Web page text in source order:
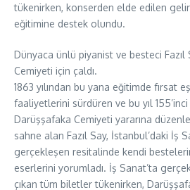
tükenirken, konserden elde edilen
eğitimine destek olundu.
Dünyaca ünlü piyanist ve besteci
Cemiyeti için çaldı.
1863 yılından bu yana eğitimde fırsat
faaliyetlerini sürdüren ve bu yıl 155’inci
Darüşşafaka Cemiyeti yararına
sahne alan Fazıl Say, İstanbul’daki İş
gerçekleşen resitalinde kendi
eserlerini yorumladı. İş Sanat’ta
çıkan tüm biletler tükenirken,